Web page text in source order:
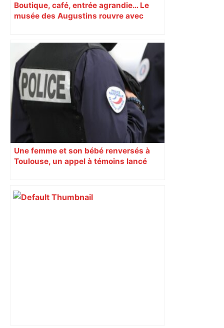
Boutique, café, entrée agrandie… Le
musée des Augustins rouvre avec
Une femme et son bébé renversés à
Toulouse, un appel à témoins lancé